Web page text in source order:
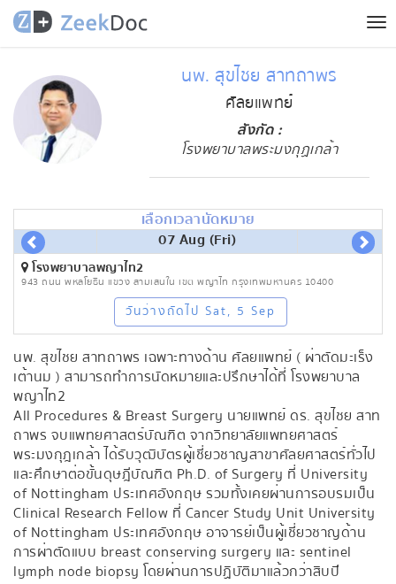
นพ. สุขไชย สาทถาพร
ศัลยแพทย์
สังกัด :
โรงพยาบาลพระมงกุฏเกล้า
เลือกเวลานัดหมาย
07 Aug (Fri)
โรงพยาบาลพญาไท2
943 ถนน พหลโยธิน แขวง สามเสนใน เขต พญาไท กรุงเทพมหานคร 10400
วันว่างถัดไป Sat, 5 Sep
นพ. สุขไชย สาทถาพร เฉพาะทางด้าน ศัลยแพทย์ ( ผ่าตัดมะเร็ง
เต้านม ) สามารถทำการนัดหมายและปรึกษาได้ที่ โรงพยาบาล
พญาไท2
All Procedures & Breast Surgery นายแพทย์ ดร. สุขไชย สาท
ถาพร จบแพทยศาสตร์บัณฑิต จากวิทยาลัยแพทยศาสตร์
พระมงกุฎเกล้า ได้รับวุฒิบัตรผู้เชี่ยวชาญสาขาศัลยศาสตร์ทั่วไป
และศึกษาต่อขั้นดุษฎีบัณฑิต Ph.D. of Surgery ที่ University
of Nottingham ประเทศอังกฤษ รวมทั้งเคยผ่านการอบรมเป็น
Clinical Research Fellow ที่ Cancer Study Unit University
of Nottingham ประเทศอังกฤษ อาจารย์เป็นผู้เชี่ยวชาญด้าน
การผ่าตัดแบบ breast conserving surgery และ sentinel
lymph node biopsy โดยผ่านการปฏิบัติมาแล้วกว่าสิบปี